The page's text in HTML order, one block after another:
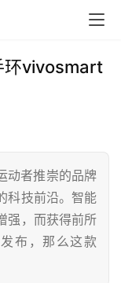
vivosmart
动者推崇的品牌
科技前沿。智能
强，而获得前所
布，那么这款